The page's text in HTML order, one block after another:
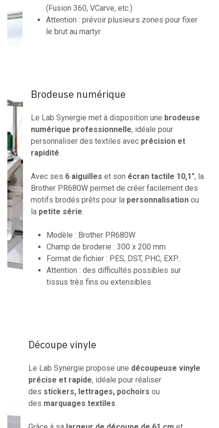
(Fusion 360, VCarve, etc.)
Attention : prévoir plusieurs zones pour fixer
le brut au martyr
Brodeuse numérique
Le Lab Synergie met à disposition une brodeuse
numérique professionnelle, idéale pour
personnaliser des textiles avec précision et
rapidité.
Avec ses 6 aiguilles et son écran tactile 10,1″, la
Brother PR680W permet de créer facilement des
motifs brodés prêts pour la personnalisationou
la petite série.
Modèle : Brother PR680W
Champ de broderie : 300 x 200 mm
Format de fichier : PES, DST, PHC, EXP...
Attention : des difficultés possibles sur
tissus très fins ou extensibles.
Découpe vinyle
Le Lab Synergie propose une découpeuse vinyle
précise et rapide, idéale pour réaliser
des stickers, lettrages, pochoirs ou
des marquages textiles.